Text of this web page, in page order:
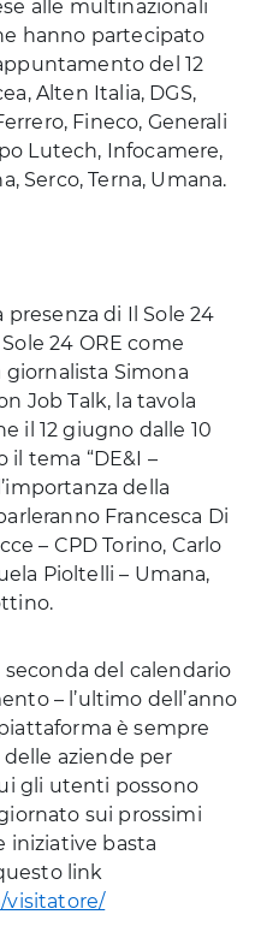
alle multinazionali
hanno partecipato
del 12
Alten Italia, DGS,
Fineco, Generali
Lutech, Infocamere,
Serco, Terna, Umana.
di Il Sole 24
24 ORE come
giornalista Simona
Job Talk, la tavola
il 12 giugno dalle 10
il tema “DE&I –
della
Francesca Di
– CPD Torino, Carlo
Pioltelli – Umana,
seconda del calendario
– l’ultimo dell’anno
è sempre
aziende per
gli utenti possono
sui prossimi
iniziative basta
link
visitatore/